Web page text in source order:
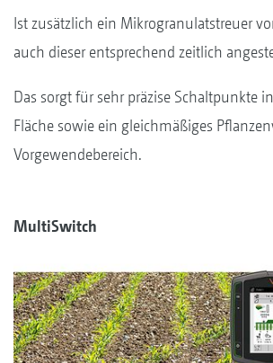
Ist zusätzlich ein Mikrogranulatstreuer
auch dieser entsprechend zeitlich
Das sorgt für sehr präzise Schaltpunkte
Fläche sowie ein gleichmäßiges
Vorgewendebereich.
MultiSwitch